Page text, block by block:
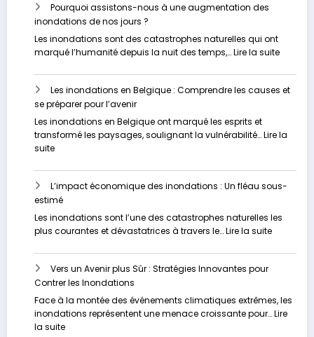
Pourquoi assistons-nous à une augmentation des
inondations de nos jours ?
Les inondations sont des catastrophes naturelles qui ont
marqué l’humanité depuis la nuit des temps,…Lire la suite:
nous
de
nos
Les inondations en Belgique : Comprendre les causes et
se préparer pour l’avenir
Les inondations en Belgique ont marqué les esprits et
transformé les paysages, soulignant la vulnérabilité…Lire la
suite:
inondations
en
Belgique
:
Comprendre
causes
et
se
préparer
pour
l’avenir
L’impact économique des inondations : Un fléau sous-
estimé
Les inondations sont l’une des catastrophes naturelles les
plus courantes et dévastatrices à travers le…Lire la suite:
:
Un
Vers un Avenir plus Sûr : Stratégies Innovantes pour
Contrer les Inondations
Face à la montée des événements climatiques extrêmes, les
inondations représentent une menace croissante pour…Lire
la suite: